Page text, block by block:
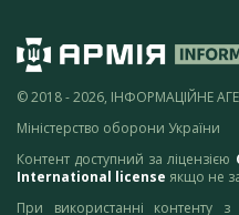
© 2018 - 2026, ІНФОРМАЦІЙНЕ
Міністерство оборони України
Контент доступний за ліцензією
International license якщо не
При використанні контенту